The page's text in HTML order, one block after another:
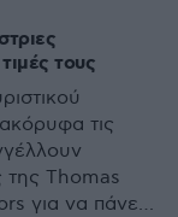
τους
τις
της Thomas
για να πάνε